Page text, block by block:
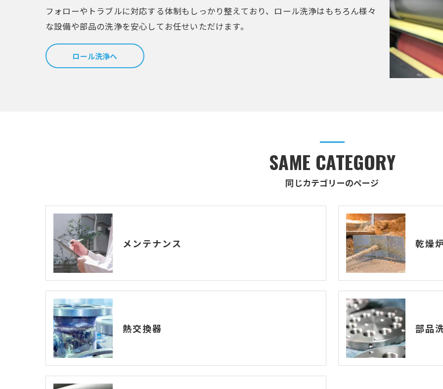
フォローやトラブルに対応する体制もしっかり整えており、ロール洗浄はもちろん様々
な設備や部品の洗浄を安心してお任せいただけます。
ロール洗浄へ
同じカテゴリーのページ
SAME CATEGORY
メンテナンス 乾燥
熱交換器 部品